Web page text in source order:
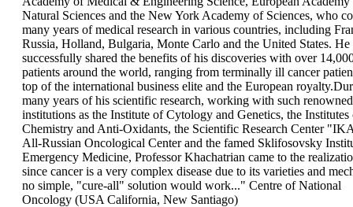
Natural Sciences and the New York Academy of Sciences, who
many years of medical research in various countries, including
Russia, Holland, Bulgaria, Monte Carlo and the United States. He
successfully shared the benefits of his discoveries with over
patients around the world, ranging from terminally ill cancer
top of the international business elite and the European
many years of his scientific research, working with such renowned
institutions as the Institute of Cytology and Genetics, the Institutes
Chemistry and Anti-Oxidants, the Scientific Research Center
All-Russian Oncological Center and the famed Sklifosovsky
Emergency Medicine, Professor Khachatrian came to the
since cancer is a very complex disease due to its varieties and
no simple, "cure-all" solution would work..." Centre of National
Oncology (USA California, New Santiago)